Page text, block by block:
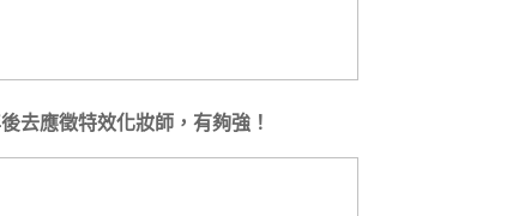
去應徵特效化妝師，有夠強！